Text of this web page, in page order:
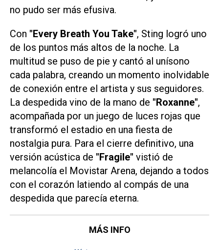
no pudo ser más efusiva.
Con "Every Breath You Take", Sting logró uno
de los puntos más altos de la noche. La
multitud se puso de pie y cantó al unísono
cada palabra, creando un momento inolvidable
de conexión entre el artista y sus seguidores.
La despedida vino de la mano de "Roxanne",
acompañada por un juego de luces rojas que
transformó el estadio en una fiesta de
nostalgia pura. Para el cierre definitivo, una
versión acústica de "Fragile" vistió de
melancolía el Movistar Arena, dejando a todos
con el corazón latiendo al compás de una
despedida que parecía eterna.
MÁS INFO